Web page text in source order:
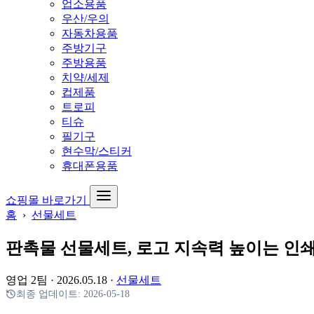
업소용품
우산/우의
자동차용품
주방기구
주방용품
치약/세제
컵제품
트로피
티슈
필기구
현수막/스티커
휴대폰용품
쇼핑몰 바로가기
홈 › 선물세트
판촉물 선물세트, 로고 지속력 높이는 인
영업 2팀 · 2026.05.18 · 선물세트
최종 업데이트: 2026-05-18